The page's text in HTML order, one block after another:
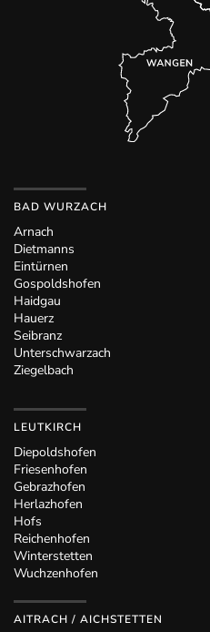
BAD WURZACH
Arnach
Dietmanns
Eintürnen
Gospoldshofen
Haidgau
Hauerz
Seibranz
Unterschwarzach
Ziegelbach
LEUTKIRCH
Diepoldshofen
Friesenhofen
Gebrazhofen
Herlazhofen
Hofs
Reichenhofen
Winterstetten
Wuchzenhofen
AITRACH / AICHSTETTEN